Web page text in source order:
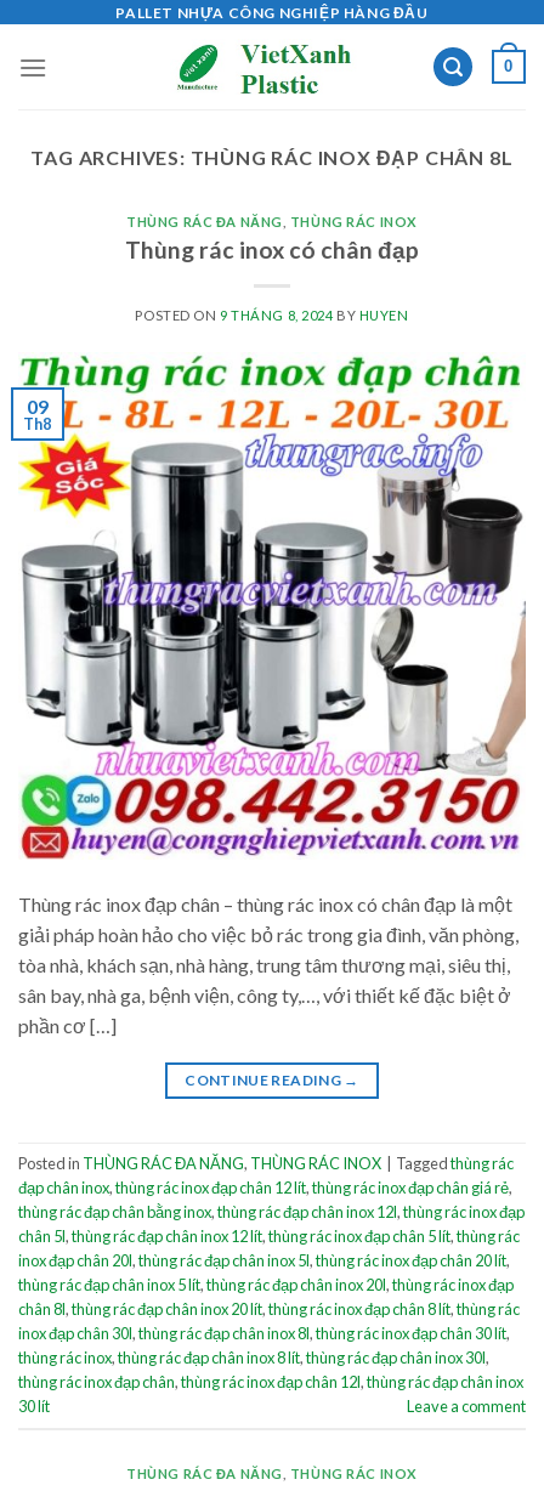
content
PALLET NHỰA CÔNG NGHIỆP HÀNG ĐẦU
0
TAG ARCHIVES: THÙNG RÁC INOX ĐẠP CHÂN 8L
THÙNG RÁC ĐA NĂNG THÙNG RÁC INOX
Thùng rác inox có chân đạp
POSTED ON 9 THÁNG 8, 2024BY HUYEN
09
Th8
Thùng rác inox đạp chân – thùng rác inox có chân đạp là một
giải pháp hoàn hảo cho việc bỏ rác trong gia đình, văn phòng,
tòa nhà, khách sạn, nhà hàng, trung tâm thương mại, siêu thị,
sân bay, nhà ga, bệnh viện, công ty,…, với thiết kế đặc biệt ở
phần cơ […]
CONTINUE READING →
Posted in THÙNG RÁC ĐA NĂNG, THÙNG RÁC INOX Taggedthùng rác
đạp chân inox,thùng rác inox đạp chân 12 lít,thùng rác inox đạp chân giá rẻ,
thùng rác đạp chân bằng inox,thùng rác đạp chân inox 12l,thùng rác inox đạp
chân 5l,thùng rác đạp chân inox 12 lít,thùng rác inox đạp chân 5 lít,thùng rác
inox đạp chân 20l,thùng rác đạp chân inox 5l,thùng rác inox đạp chân 20 lít,
thùng rác đạp chân inox 5 lít,thùng rác đạp chân inox 20l,thùng rác inox đạp
chân 8l,thùng rác đạp chân inox 20 lít,thùng rác inox đạp chân 8 lít,thùng rác
inox đạp chân 30l,thùng rác đạp chân inox 8l,thùng rác inox đạp chân 30 lít,
thùng rác inox,thùng rác đạp chân inox 8 lít,thùng rác đạp chân inox 30l,
thùng rác inox đạp chân,thùng rác inox đạp chân 12l,thùng rác đạp chân inox
30 lít
Leave a comment
THÙNG RÁC ĐA NĂNG THÙNG RÁC INOX